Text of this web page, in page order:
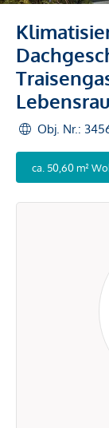
Obj. Nr.:
ca. 50,60 m²